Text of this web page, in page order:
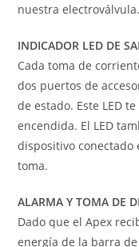
nuestra electroválvula.
INDICADOR LED DE
Cada toma de
dos puertos de
de estado. Este LED
encendida. El LED
dispositivo conectado
toma.
ALARMA Y TOMA DE
Dado que el Apex
energía de la barra